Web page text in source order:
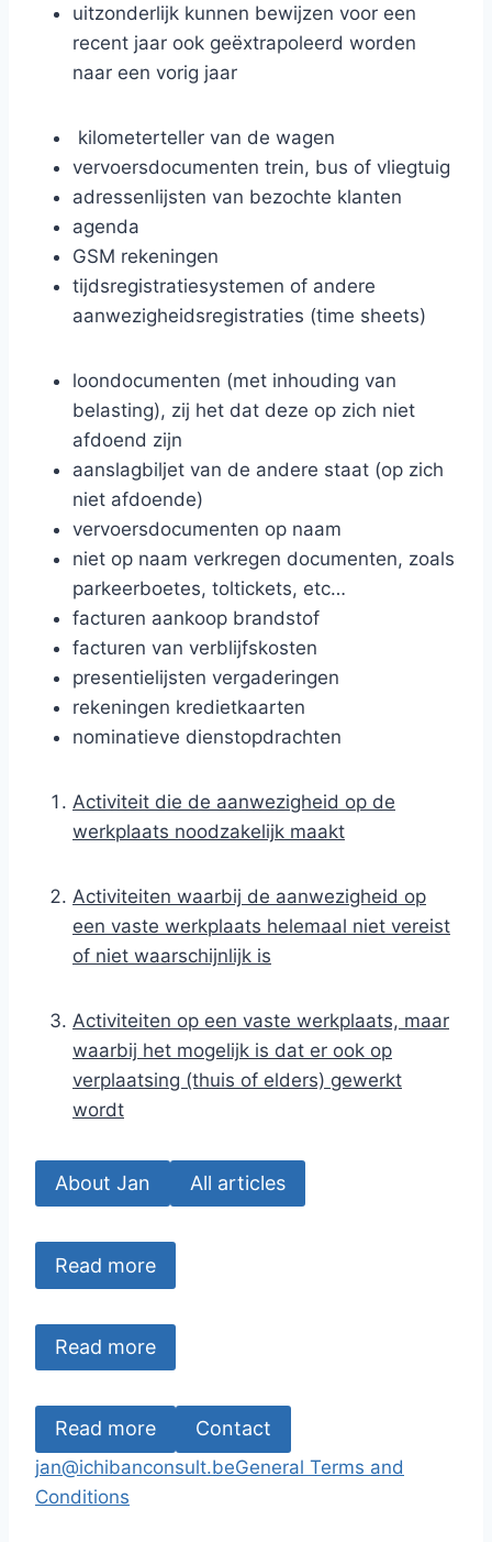
uitzonderlijk kunnen bewijzen voor een
recent jaar ook geëxtrapoleerd worden
naar een vorig jaar
kilometerteller van de wagen
vervoersdocumenten trein, bus of vliegtuig
adressenlijsten van bezochte klanten
agenda
GSM rekeningen
tijdsregistratiesystemen of andere
aanwezigheidsregistraties (time sheets)
loondocumenten (met inhouding van
belasting), zij het dat deze op zich niet
afdoend zijn
aanslagbiljet van de andere staat (op zich
niet afdoende)
vervoersdocumenten op naam
niet op naam verkregen documenten, zoals
parkeerboetes, toltickets, etc…
facturen aankoop brandstof
facturen van verblijfskosten
presentielijsten vergaderingen
rekeningen kredietkaarten
nominatieve dienstopdrachten
Activiteit die de aanwezigheid op de
werkplaats noodzakelijk maakt
Activiteiten waarbij de aanwezigheid op
een vaste werkplaats helemaal niet vereist
of niet waarschijnlijk is
Activiteiten op een vaste werkplaats, maar
waarbij het mogelijk is dat er ook op
verplaatsing (thuis of elders) gewerkt
wordt
About Jan All articles
Read more
Read more
Read more Contact
jan@ichibanconsult.beGeneral Terms and
Conditions